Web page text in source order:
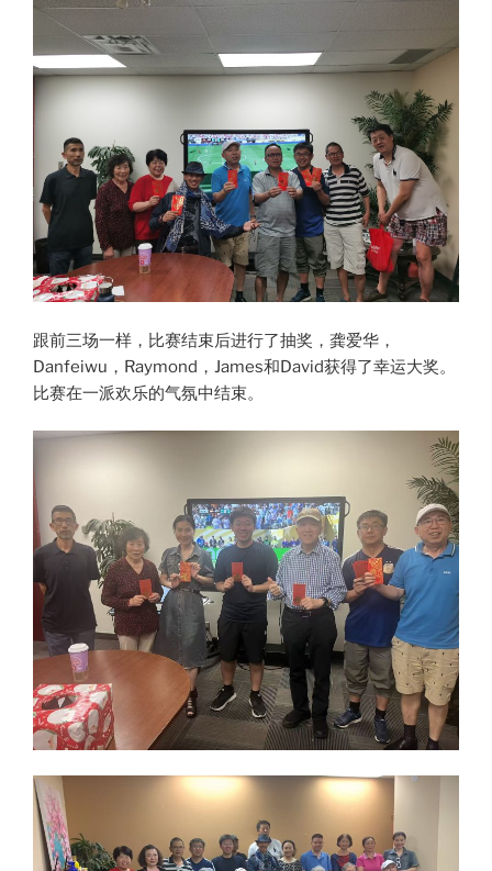
跟前三场一样，比赛结束后进行了抽奖，龚爱华，
Danfeiwu，Raymond，James和David获得了幸运大奖。
比赛在一派欢乐的气氛中结束。